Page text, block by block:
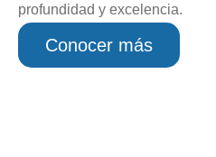
profundidad y excelencia.
Conocer más